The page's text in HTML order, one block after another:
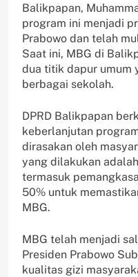
Balikpapan,
program ini menjadi
Prabowo dan telah
Saat ini, MBG di
dua titik dapur umum
berbagai sekolah.
DPRD Balikpapan
keberlanjutan
dirasakan oleh
yang dilakukan
termasuk
50% untuk
MBG.
MBG telah menjadi
Presiden Prabowo
kualitas gizi